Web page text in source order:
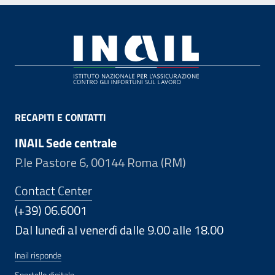
RECAPITI E CONTATTI
INAIL Sede centrale
P.le Pastore 6, 00144 Roma (RM)
Contact Center
(+39) 06.6001
Dal lunedì al venerdì dalle 9.00 alle 18.00
Inail risponde